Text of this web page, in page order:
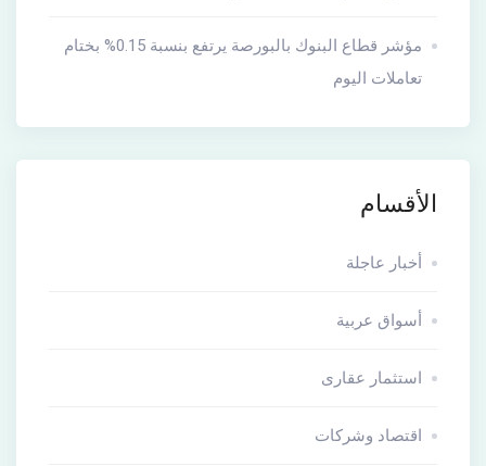
مؤشر قطاع البنوك بالبورصة يرتفع بنسبة 0.15% بختام
تعاملات اليوم
الأقسام
أخبار عاجلة
أسواق عربية
استثمار عقارى
اقتصاد وشركات